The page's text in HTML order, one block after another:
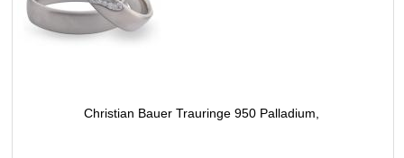
Christian Bauer Trauringe 950 Palladium,